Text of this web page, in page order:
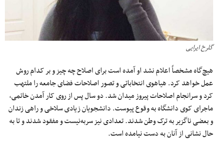
گلرخ ایرایی
هیچ‌گاه مشخصاً اعلام نشد او آمده است برای اصلاح چه چیز و بر کدام روش
عمل خواهد کرد. هیاهوی انتخاباتی و تصور اصلاحات فضای جامعه را ملتهب
کرد و سرانجام اصلاحات پیروز میدان شد. دو سال پس از روی کار آمدن خاتمی،
ماجرای کوی دانشگاه به وقوع پیوست. دانشجویان زیادی سلاخی و راهی زندان
و بعضی ناگزیر به ترک وطن شدند. تعدادی نیز سربه‌نیست و مفقود شدند و تا به
حال نشانی از آنان به دست نیامده است.